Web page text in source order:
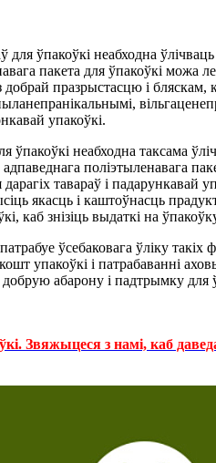
ўпакоўкі неабходна
пакета для ўпакоўкі можа
празрыстасцю і бляскам,
упакоўкі.
неабходна таксама
поліэтыленавага
тавараў і
якасць і каштоўнасць
каб знізіць выдаткі на
ўсебаковага ўліку
упакоўкі і патрабаванні
абарону і падтрымку для
Звяжыцеся з намі, каб